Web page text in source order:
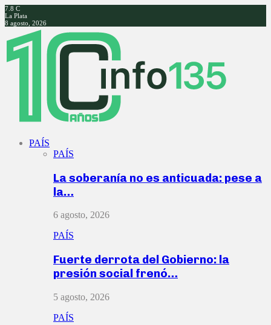
7.8 C
La Plata
8 agosto, 2026
Facebook
Twitter
Instagram
Youtube
PAÍS
PAÍS
La soberanía no es anticuada: pese a
la…
6 agosto, 2026
PAÍS
Fuerte derrota del Gobierno: la
presión social frenó…
5 agosto, 2026
PAÍS